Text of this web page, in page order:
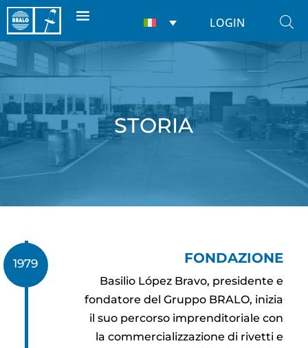
LOGIN
STORIA
FONDAZIONE
Basilio López Bravo, presidente e
fondatore del Gruppo BRALO, inizia
il suo percorso imprenditoriale con
la commercializzazione di rivetti e
1979